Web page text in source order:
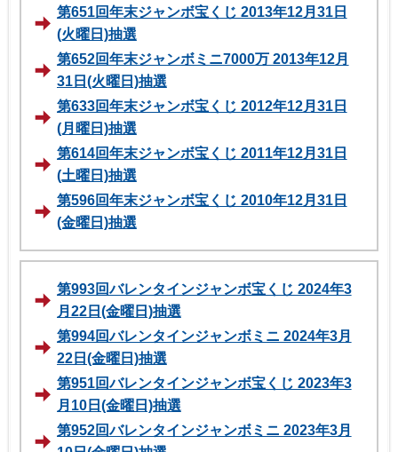
第651回年末ジャンボ宝くじ 2013年12月31日
(火曜日)抽選
第652回年末ジャンボミニ7000万 2013年12月
31日(火曜日)抽選
第633回年末ジャンボ宝くじ 2012年12月31日
(月曜日)抽選
第614回年末ジャンボ宝くじ 2011年12月31日
(土曜日)抽選
第596回年末ジャンボ宝くじ 2010年12月31日
(金曜日)抽選
第993回バレンタインジャンボ宝くじ 2024年3
月22日(金曜日)抽選
第994回バレンタインジャンボミニ 2024年3月
22日(金曜日)抽選
第951回バレンタインジャンボ宝くじ 2023年3
月10日(金曜日)抽選
第952回バレンタインジャンボミニ 2023年3月